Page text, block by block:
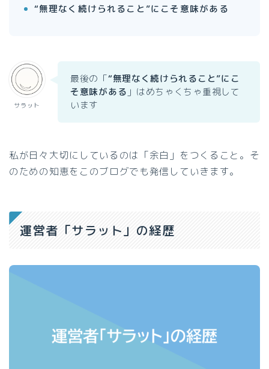
“無理なく続けられること”にこそ意味がある
サラット
最後の「“無理なく続けられること”にこ
そ意味がある 」はめちゃくちゃ重視して
います
私が日々大切にしているのは「余白」をつくること。そ
のための知恵をこのブログでも発信していきます。
運営者「サラット」の経歴